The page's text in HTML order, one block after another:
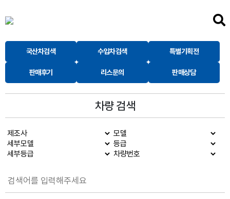
국산차검색 수입차검색 특별기획전
판매후기 리스문의 판매상담
차량 검색